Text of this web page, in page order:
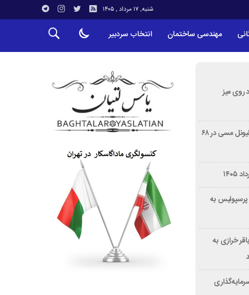
شنبه, ۱۷ مرداد , ۱۴۰۵
مهندسی ساختمان انتخاب سردبیر
روی میز
درگذشت خورخه مسی، پدر لیونل مسی در ۶۸
به
خرازی به